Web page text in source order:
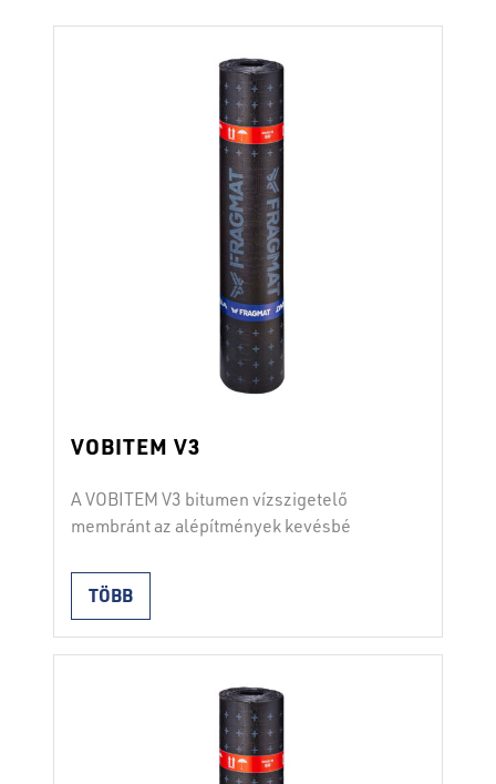
VOBITEM V3
A VOBITEM V3 bitumen vízszigetelő
membránt az alépítmények kevésbé
és vízszintes vízszigetelésére használják.
Másodlagos tetőfedésként is használható.
A membránt mindkét oldalon olvasztható
polimerfilm védi. Beépítés hegesztéssel.
Az átfedések szélességének 10 cm-nek
kell lennie. A termék megfelel a SIST EN
13969 szabványnak (A típus).
Tulajdonságok hordozó: üveggyapot
TÖBB